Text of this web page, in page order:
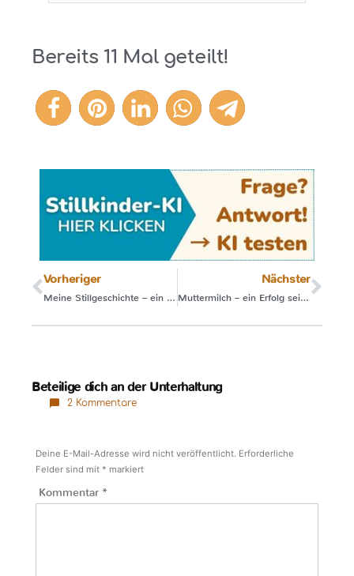
Bereits 11 Mal geteilt!
11
Vorheriger
Meine Stillgeschichte – ein Erfolg dank Stillkinder.de
Nächster
Muttermilch – ein Erfolg seit 200 Millionen Jahren
Beteilige dich an der Unterhaltung
2 Kommentare
Deine E-Mail-Adresse wird nicht veröffentlicht. Erforderliche
Felder sind mit * markiert
Kommentar *